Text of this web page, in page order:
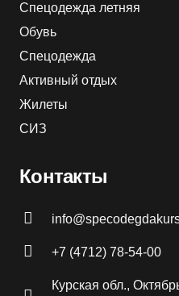
Спецодежда летняя
Обувь
Спецодежда
Активный отдых
Жилеты
СИЗ
Контакты
+7 (4712) 78-54-00
Курская обл.,